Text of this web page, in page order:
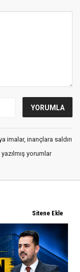
imalar, inançlara saldırı
yorumlar